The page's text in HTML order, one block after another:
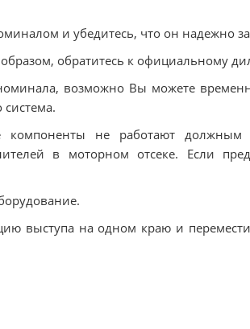
и убедитесь, что он надежно
обратитесь к официальному
возможно Вы можете
компоненты не работают должным
в моторном отсеке. Если
выступа на одном краю и